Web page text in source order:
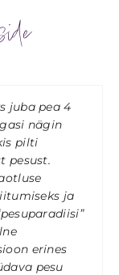
juba pea 4
nägin
pilti
pesust.
ja
erines
pesu